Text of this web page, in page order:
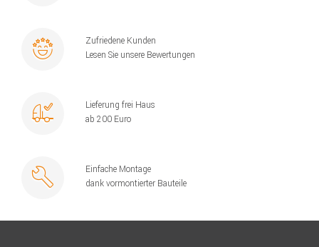
Zufriedene Kunden
Lesen Sie unsere Bewertungen
Lieferung frei Haus
ab 200 Euro
Einfache Montage
dank vormontierter Bauteile